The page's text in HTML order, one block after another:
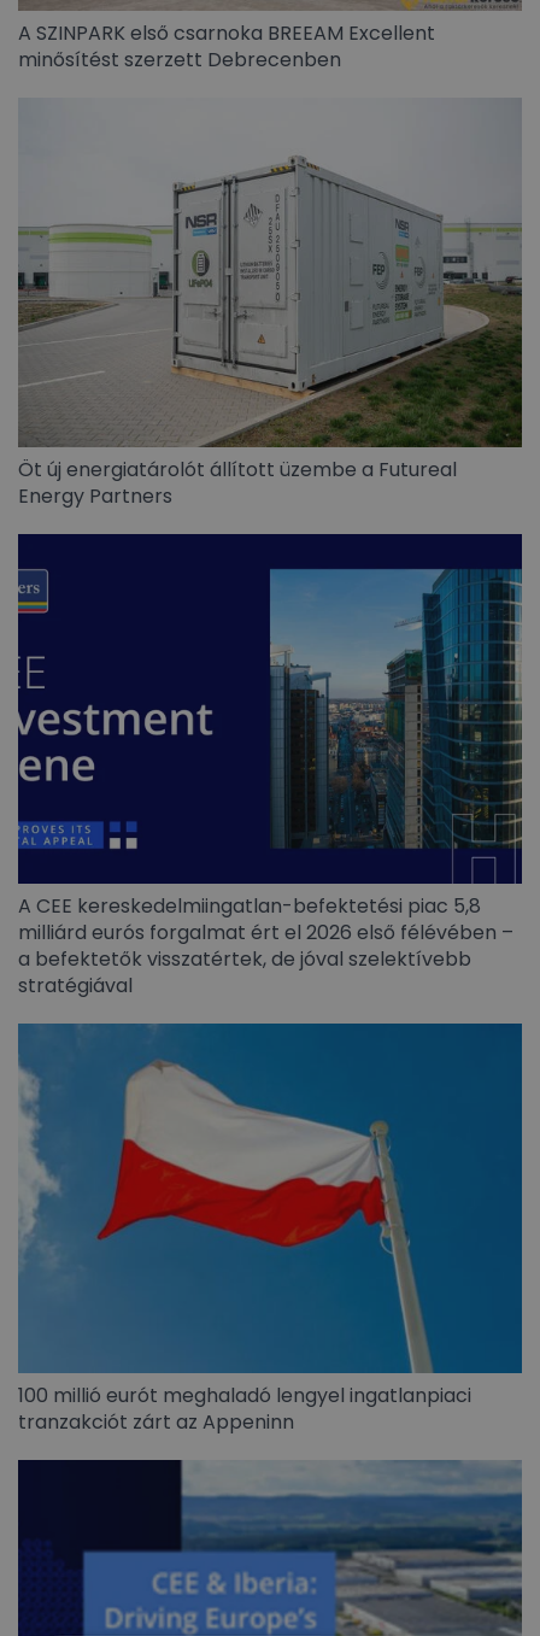
A SZINPARK első csarnoka BREEAM Excellent
minősítést szerzett Debrecenben
Öt új energiatárolót állított üzembe a Futureal
Energy Partners
A CEE kereskedelmiingatlan-befektetési piac 5,8
milliárd eurós forgalmat ért el 2026 első félévében –
a befektetők visszatértek, de jóval szelektívebb
stratégiával
100 millió eurót meghaladó lengyel ingatlanpiaci
tranzakciót zárt az Appeninn